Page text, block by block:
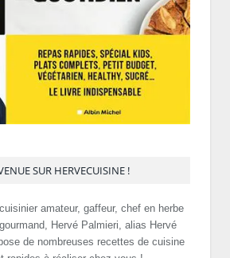
SUR HERVECUISINE !
amateur, gaffeur, chef en herbe
Hervé Palmieri, alias Hervé
de nombreuses recettes de cuisine